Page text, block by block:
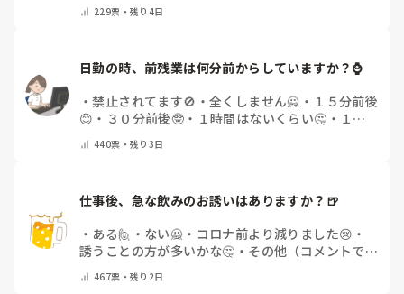
229票・残り4日
日勤の時、前残業は何分前からしていますか？⌚
・禁止されてます🚫 ・ 全くしません🙅 ・ １５分前後
😊 ・ ３０分前後🤓 ・ １時間はないくらい🤔 ・ １時
440票・残り3日
仕事後、急な飲みのお誘いはありますか？🍺
・ ある🙋 ・ ない🙅 ・ コロナ前より減りました😢 ・
誘うことの方が多いかな🤔 ・ その他（コメントで教
467票・残り2日